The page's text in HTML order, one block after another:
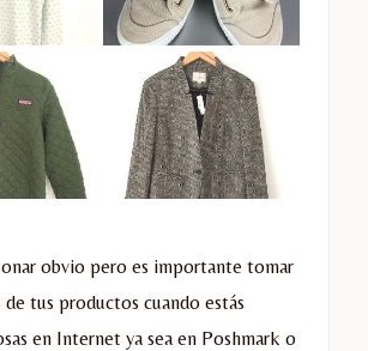
obvio pero es importante tomar
tus productos cuando estás
en Internet ya sea en Poshmark o